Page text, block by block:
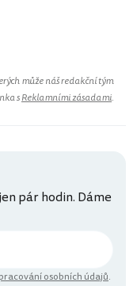
může náš redakční tým
sReklamními zásadami.
pár hodin. Dáme
osobních údajů.